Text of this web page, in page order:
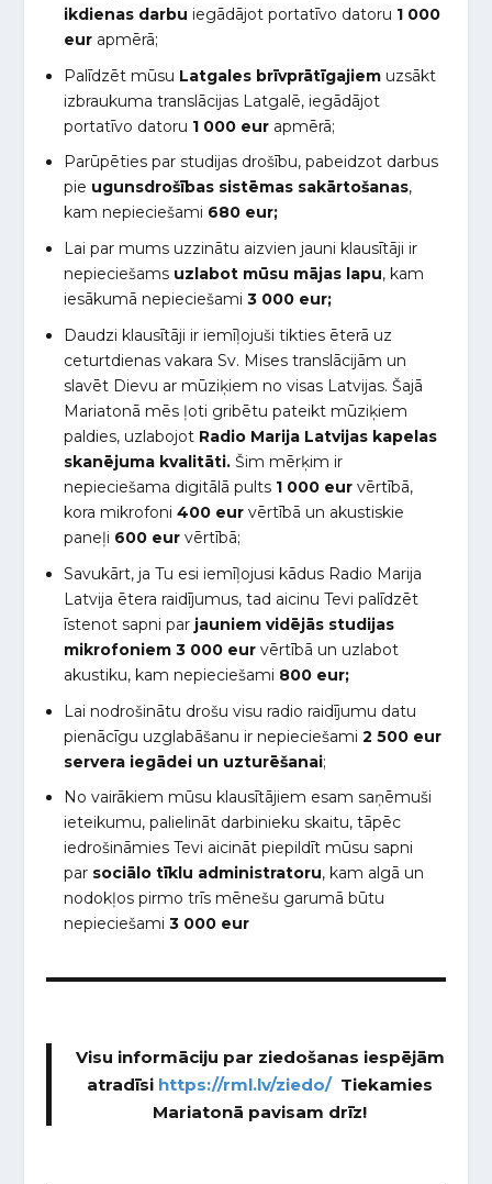
ikdienas darbu iegādājot portatīvo datoru 1 000
eur apmērā;
Palīdzēt mūsu Latgales brīvprātīgajiem uzsākt
izbraukuma translācijas Latgalē, iegādājot
portatīvo datoru 1 000 eur apmērā;
Parūpēties par studijas drošību, pabeidzot darbus
pie ugunsdrošības sistēmas sakārtošanas,
kam nepieciešami 680 eur;
Lai par mums uzzinātu aizvien jauni klausītāji ir
nepieciešams uzlabot mūsu mājas lapu, kam
iesākumā nepieciešami3 000 eur;
Daudzi klausītāji ir iemīļojuši tikties ēterā uz
ceturtdienas vakara Sv. Mises translācijām un
slavēt Dievu ar mūziķiem no visas Latvijas. Šajā
Mariatonā mēs ļoti gribētu pateikt mūziķiem
paldies, uzlabojot Radio Marija Latvijas kapelas
skanējuma kvalitāti.Šim mērķim ir
nepieciešama digitālā pults 1 000 eur vērtībā,
kora mikrofoni400 eurvērtībā un akustiskie
paneļi 600 eur vērtībā;
Savukārt, ja Tu esi iemīļojusi kādus Radio Marija
Latvija ētera raidījumus, tad aicinu Tevi palīdzēt
īstenot sapni par jauniem vidējās studijas
mikrofoniem 3 000 eur vērtībā un uzlabot
akustiku, kam nepieciešami 800 eur;
Lai nodrošinātu drošu visu radio raidījumu datu
pienācīgu uzglabāšanu ir nepieciešami2 500 eur
servera iegādei un uzturēšanai;
No vairākiem mūsu klausītājiem esam saņēmuši
ieteikumu, palielināt darbinieku skaitu, tāpēc
iedrošināmies Tevi aicināt piepildīt mūsu sapni
par sociālo tīklu administratoru, kam algā un
nodokļos pirmo trīs mēnešu garumā būtu
nepieciešami3 000 eur
Visu informāciju par ziedošanas iespējām
atradīsi https://rml.lv/ziedo/Tiekamies
Mariatonā pavisam drīz!